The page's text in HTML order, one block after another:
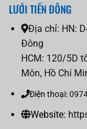
LƯỚI TIẾN ĐÔNG
Địa chỉ: HN:
Đông
HCM: 120/5D
Môn, Hồ Chí
Điện thoại:
Website: